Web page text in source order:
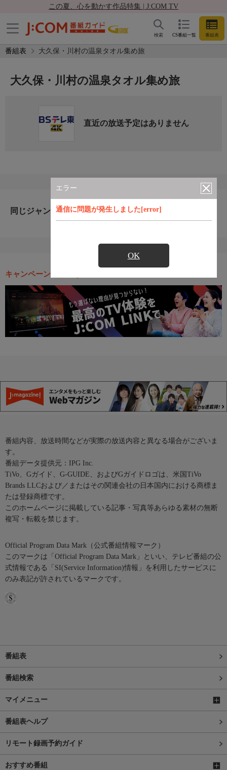
この夏、心を動かす作品特集 | J:COM TV
CS番組一覧 番組表
検索
番組表 大久保・川村の温泉タオル集め旅
エラー
通信に問題が発生しました[error]
OK
大久保・川村の温泉タオル集め旅
直近の放送予定はありません
同じジャンルのおすすめ番組
キャンペーン・お得な情報
番組内容、放送時間などが実際の放送内容と異なる場合がございま
す。
番組データ提供元：IPG Inc.
TiVo、Gガイド、G-GUIDE、およびGガイドロゴは、米国TiVo
Brands LLCおよび／またはその関連会社の日本国内における商標ま
たは登録商標です。
このホームページに掲載している記事・写真等あらゆる素材の無断
複写・転載を禁じます。
Official Program Data Mark（公式番組情報マーク）
このマークは「Official Program Data Mark」といい、テレビ番組の公
式情報である「SI(Service Information)情報」を利用したサービスに
のみ表記が許されているマークです。
番組表
番組検索
マイメニュー
番組表ヘルプ
リモート録画予約ガイド
おすすめ番組